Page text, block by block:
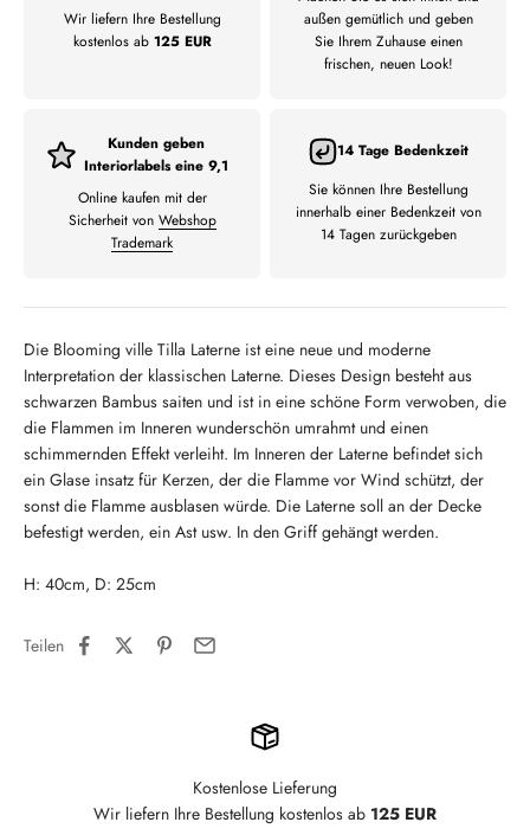
Wir liefern Ihre Bestellung
kostenlos ab 125 EUR
außen gemütlich und geben
Sie Ihrem Zuhause einen
frischen, neuen Look!
Kunden geben
Interiorlabels eine 9,1
Online kaufen mit der
Sicherheit von Webshop
Trademark
14 Tage Bedenkzeit
Sie können Ihre Bestellung
innerhalb einer Bedenkzeit von
14 Tagen zurückgeben
Die Blooming ville Tilla Laterne ist eine neue und moderne
Interpretation der klassischen Laterne. Dieses Design besteht aus
schwarzen Bambus saiten und ist in eine schöne Form verwoben, die
die Flammen im Inneren wunderschön umrahmt und einen
schimmernden Effekt verleiht. Im Inneren der Laterne befindet sich
ein Glase insatz für Kerzen, der die Flamme vor Wind schützt, der
sonst die Flamme ausblasen würde. Die Laterne soll an der Decke
befestigt werden, ein Ast usw. In den Griff gehängt werden.
H: 40cm, D: 25cm
Teilen
Kostenlose Lieferung
Wir liefern Ihre Bestellung kostenlos ab 125 EUR